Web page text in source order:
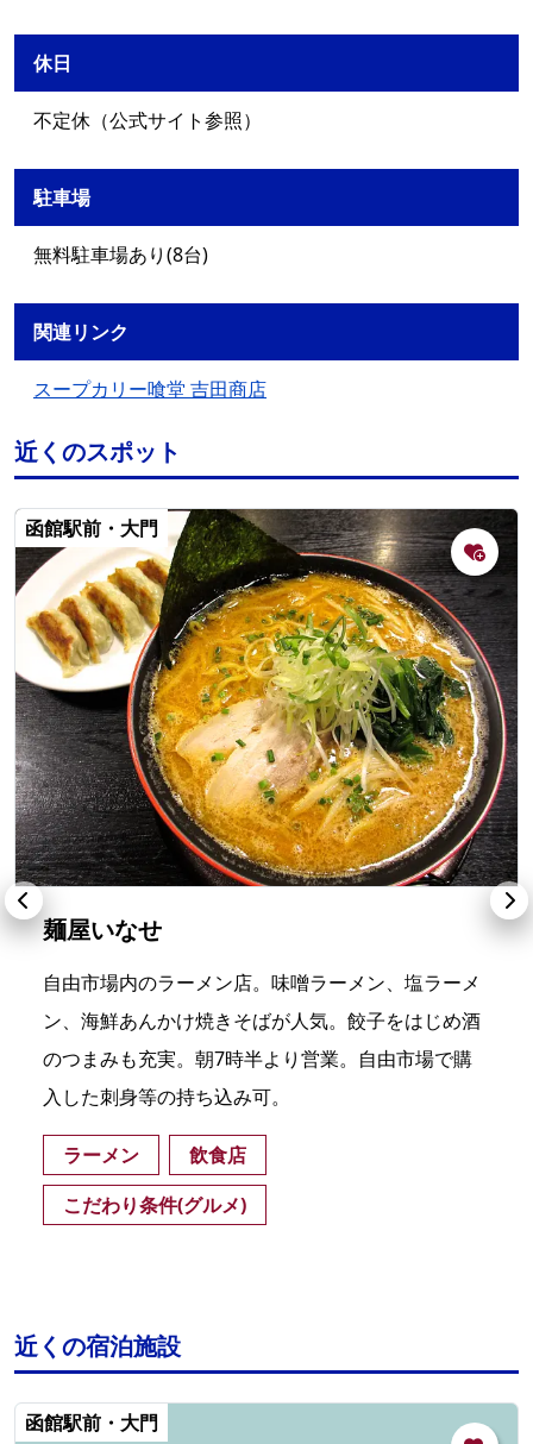
休日
不定休（公式サイト参照）
駐車場
無料駐車場あり(8台)
関連リンク
スープカリー喰堂 吉田商店
近くのスポット
函館駅前・大門
麺屋いなせ
自由市場内のラーメン店。味噌ラーメン、塩ラーメ
ン、海鮮あんかけ焼きそばが人気。餃子をはじめ酒
のつまみも充実。朝7時半より営業。自由市場で購
入した刺身等の持ち込み可。
ラーメン
飲食店
こだわり条件(グルメ)
近くの宿泊施設
函館駅前・大門